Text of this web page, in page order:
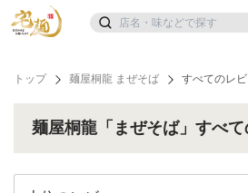
トップ 麺屋桐龍 まぜそば すべてのレ
麺屋桐龍「まぜそば」すべ